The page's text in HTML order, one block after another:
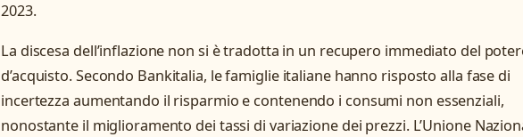
2023.
La discesa dell’inflazione non si è tradotta in un recupero immediato del
d’acquisto. Secondo Bankitalia, le famiglie italiane hanno risposto alla fase di
incertezza aumentando il risparmio e contenendo i consumi non essenziali,
nonostante il miglioramento dei tassi di variazione dei prezzi. L’Unione